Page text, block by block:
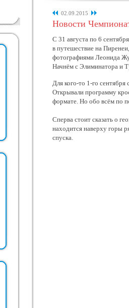
02.09.2015
Новости
С 31 августа по 6
в путешествие на
фотографиями Леонида
Начнём с Элиминатора и
Для кого-то 1-го
Открывали программу
формате. Но обо всём по
Сперва стоит сказать о
находится наверху горы
спуска.